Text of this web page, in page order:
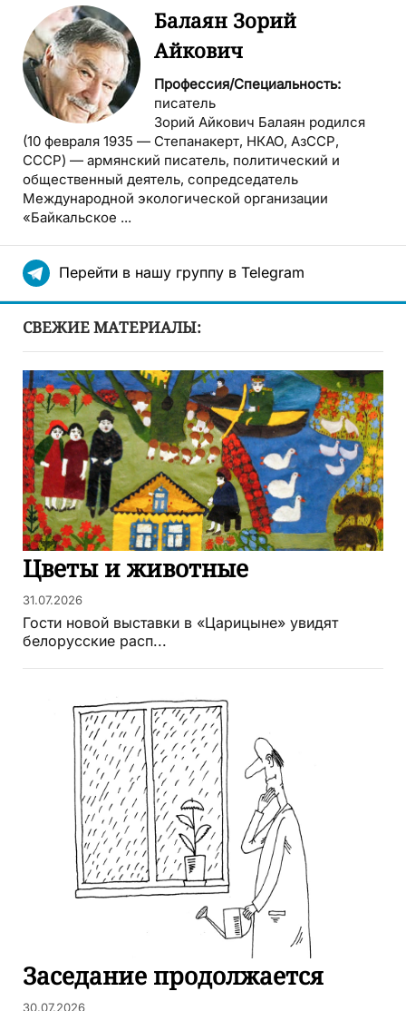
Балаян Зорий
Айкович
Профессия/Специальность:
писатель
Зорий Айкович Балаян родился
(10 февраля 1935 — Степанакерт, НКАО, АзССР,
СССР) — армянский писатель, политический и
общественный деятель, сопредседатель
Международной экологической организации
«Байкальское ...
Перейти в нашу группу в Telegram
СВЕЖИЕ МАТЕРИАЛЫ:
Цветы и животные
31.07.2026
Гости новой выставки в «Царицыне» увидят
белорусские расп...
Заседание продолжается
30.07.2026